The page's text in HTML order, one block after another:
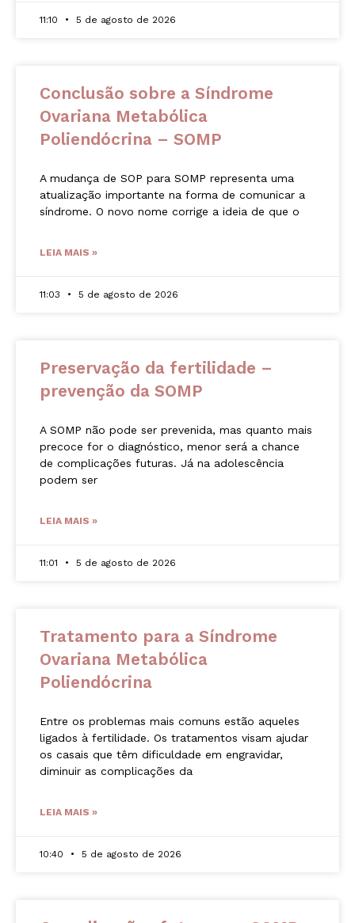
11:10 5 de agosto de 2026
Conclusão sobre a Síndrome
Ovariana Metabólica
Poliendócrina – SOMP
A mudança de SOP para SOMP representa uma
atualização importante na forma de comunicar a
síndrome. O novo nome corrige a ideia de que o
LEIA MAIS »
11:03 5 de agosto de 2026
Preservação da fertilidade –
prevenção da SOMP
A SOMP não pode ser prevenida, mas quanto mais
precoce for o diagnóstico, menor será a chance
de complicações futuras. Já na adolescência
podem ser
LEIA MAIS »
11:01 5 de agosto de 2026
Tratamento para a Síndrome
Ovariana Metabólica
Poliendócrina
Entre os problemas mais comuns estão aqueles
ligados à fertilidade. Os tratamentos visam ajudar
os casais que têm dificuldade em engravidar,
diminuir as complicações da
LEIA MAIS »
10:40 5 de agosto de 2026